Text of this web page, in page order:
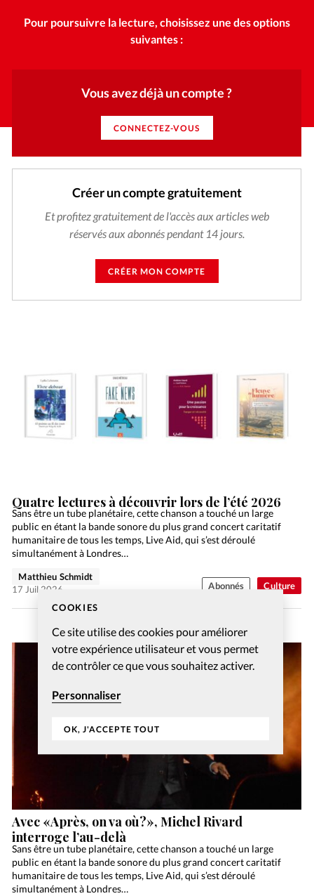
COOKIES
Ce site utilise des cookies pour améliorer
votre expérience utilisateur et vous permet
de contrôler ce que vous souhaitez activer.
Personnaliser
OK, J'ACCEPTE TOUT
Pour poursuivre la lecture, choisissez une des options
suivantes :
Vous avez déjà un compte ?
CONNECTEZ-VOUS
Créer un compte gratuitement
Et profitez gratuitement de l'accès aux articles web
réservés aux abonnés pendant 14 jours.
CRÉER MON COMPTE
Culture
Quatre lectures à découvrir lors de l’été 2026
Sans être un tube planétaire, cette chanson a touché un large
public en étant la bande sonore du plus grand concert caritatif
humanitaire de tous les temps, Live Aid, qui s’est déroulé
simultanément à Londres…
Matthieu Schmidt
17 Juil 2026
Abonnés
Avec «Après, on va où?», Michel Rivard
interroge l’au-delà
Sans être un tube planétaire, cette chanson a touché un large
public en étant la bande sonore du plus grand concert caritatif
humanitaire de tous les temps, Live Aid, qui s’est déroulé
simultanément à Londres…